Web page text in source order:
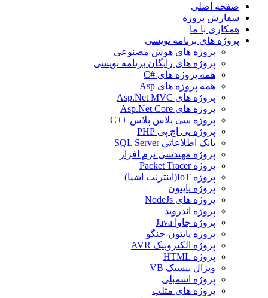
صفحه اصلی
سفارش پروژه
همکاری با ما
پروژه های برنامه نویسی
پروژه های هوش مصنوعی
پروژه های رایگان برنامه نویسی
همه پروژه های #C
همه پروژه های Asp
پروژه های Asp.Net MVC
پروژه های Asp.Net Core
پروژه سی پلاس پلاس ++C
پروژه پی اچ پی PHP
بانک اطلاعاتی SQL Server
پروژه مهندسی نرم افزار
پروژه Packet Tracer
پروژه IoT(اینترنت اشیا)
پروژه پایتون
پروژه های NodeJs
پروژه اندروید
پروژه جاوا Java
پروژه پایتون-جنگو
پروژه الکترونیک AVR
پروژه HTML
ویژال بیسیک VB
پروژه اسمبلی
پروژه های متلب